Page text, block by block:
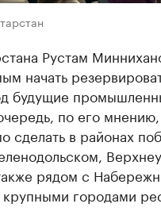
Рустам
начать
будущие
по его
сделать в районах
рядом с
городами